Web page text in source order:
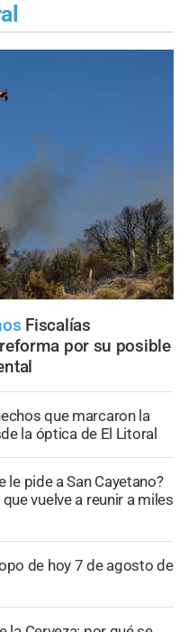
Fiscalías
por su posible
que marcaron la
la óptica de El Litoral
le pide a San Cayetano?
vuelve a reunir a miles
de hoy 7 de agosto de